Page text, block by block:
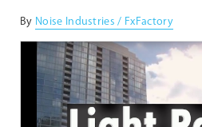
By Noise Industries / FxFactory